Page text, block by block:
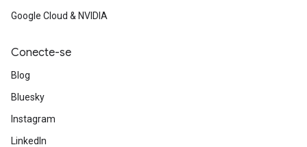
Google Cloud & NVIDIA
Conecte-se
Blog
Bluesky
Instagram
LinkedIn